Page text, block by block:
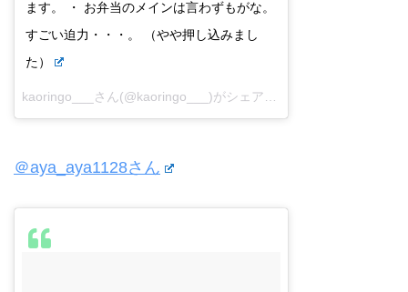
ます。 ・ お弁当のメインは言わずもがな。
すごい迫力・・・。 （やや押し込みまし
た）
kaoringo___さん(@kaoringo___)がシェアした投稿 –
＠aya_aya1128さん